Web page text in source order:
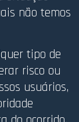
não temos
tipo de
risco ou
usuários,